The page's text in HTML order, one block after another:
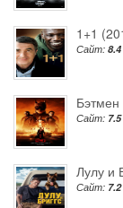
1+1
Сайт: 8.4
Сайт: 7.5
Лулу и
Сайт: 7.2